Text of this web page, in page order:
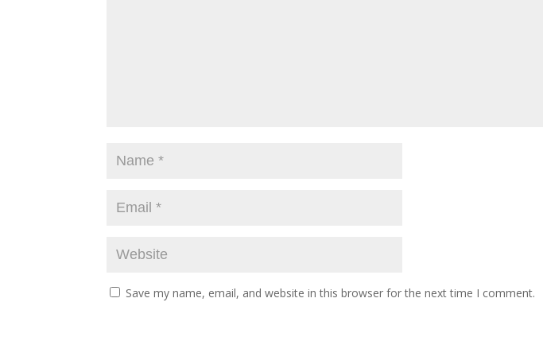
Save my name, email, and website in this browser for the next time I comment.